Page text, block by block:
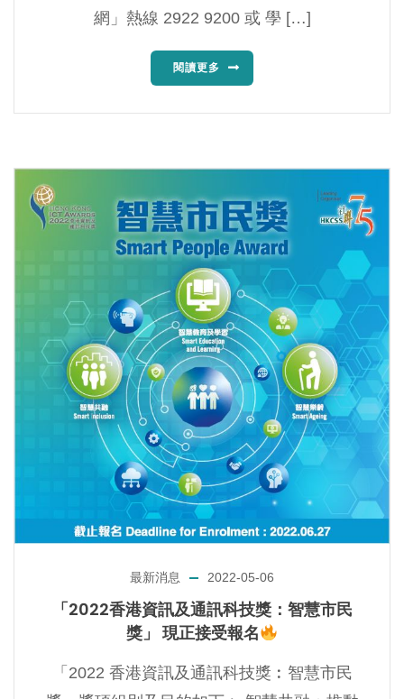
網」熱線 2922 9200 或 學 […]
閱讀更多
最新消息 2022-05-06
「2022香港資訊及通訊科技獎：智慧市民
獎」‍ 現正接受報名
️‍「2022 香港資訊及通訊科技獎︰智慧市民